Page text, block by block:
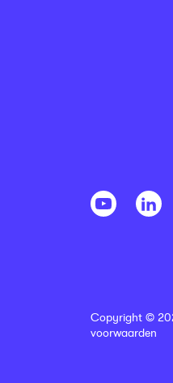
Copyright ©
voorwaarden